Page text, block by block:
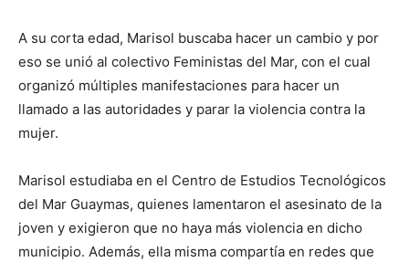
A su corta edad, Marisol buscaba hacer un cambio y por
eso se unió al colectivo Feministas del Mar, con el cual
organizó múltiples manifestaciones para hacer un
llamado a las autoridades y parar la violencia contra la
mujer.
Marisol estudiaba en el Centro de Estudios Tecnológicos
del Mar Guaymas, quienes lamentaron el asesinato de la
joven y exigieron que no haya más violencia en dicho
municipio. Además, ella misma compartía en redes que